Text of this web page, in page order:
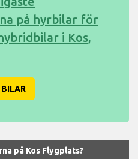
på hyrbilar för
i Kos,
på Kos Flygplats?